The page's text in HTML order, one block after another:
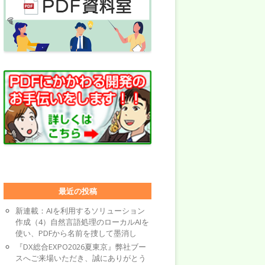
最近の投稿
新連載：AIを利用するソリューション
作成（4）自然言語処理のローカルAIを
使い、PDFから名前を捜して墨消し
『DX総合EXPO2026夏東京』弊社ブー
スへご来場いただき、誠にありがとう